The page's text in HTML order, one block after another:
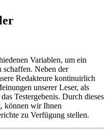
Variablen, um ein
schaffen. Neben der
Redakteure kontinuirlich
unserer Leser, als
Testergebenis. Durch dieses
können wir Ihnen
zu Verfügung stellen.